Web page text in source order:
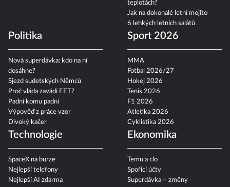
teplotách?
Jak na dokonalé letní mojito
6 lehkých letních salátů
Politika
Nová superdávka: kdo na ní
dosáhne?
Sjezd sudetských Němců
Proč vláda zavádí EET?
Padni komu padni
Výpověď z práce vzor
Divoký kačer
Sport 2026
MMA
Fotbal 2026/27
Hokej 2026
Tenis 2026
F1 2026
Atletika 2026
Cyklistika 2026
Technologie
SpaceX na burze
Nejlepší telefony
Nejlepší AI zdarma
Ekonomika
Temu a clo
Spořicí účty
Superdávka – změny